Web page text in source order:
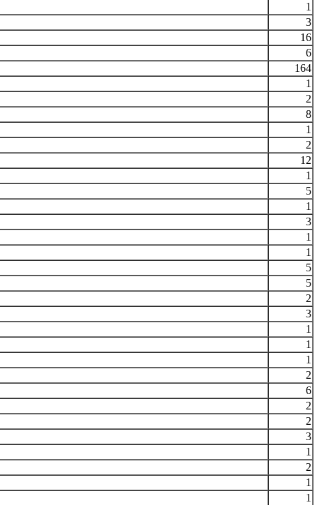
1
3
16
6
164
1
2
8
1
2
12
1
5
1
3
1
1
5
5
2
3
1
1
1
2
6
2
2
3
1
2
1
1